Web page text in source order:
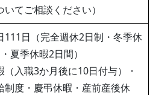
いてご相談ください）
111日（完全週休2日制・冬季休
夏季休暇2日間）
（入職3か月後に10日付与）・
制度・慶弔休暇・産前産後休